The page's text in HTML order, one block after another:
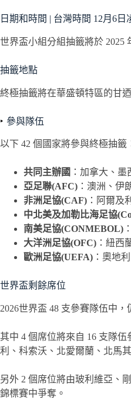
日期和時間 | 台灣時間 12月6日
世界盃小組分組抽籤將於 2025
抽籤地點
終極抽籤將在華盛頓特區的甘
參與隊伍
以下 42 個國家將參與終極抽籤
共同主辦國 ：加拿大、墨
亞足聯(AFC) ：澳洲、伊
非洲足協(CAF) ：阿爾及
中北美及加勒比海足協
南美足協(CONMEBOL)
大洋洲足協(OFC) ：紐西
歐洲足協(UEFA) ：奧地
世界盃剩餘席位
2026世界盃 48 支參賽隊伍中
其中 4 個席位將來自 16 支隊
利、科索沃、北愛爾蘭、北馬
另外 2 個席位將由玻利維亞、
錦標賽中爭奪。